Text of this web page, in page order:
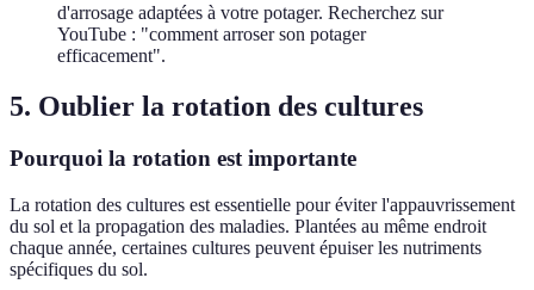
d'arrosage adaptées à votre potager. Recherchez sur
YouTube : "comment arroser son potager
efficacement".
5. Oublier la rotation des cultures
Pourquoi la rotation est importante
La rotation des cultures est essentielle pour éviter l'appauvrissement
du sol et la propagation des maladies. Plantées au même endroit
chaque année, certaines cultures peuvent épuiser les nutriments
spécifiques du sol.